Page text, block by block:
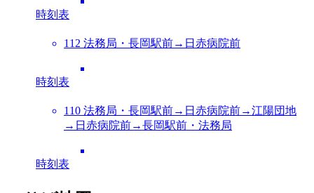
時刻表
112 法務局・長岡駅前→日赤病院前
時刻表
110 法務局・長岡駅前→日赤病院前→江陽団地
→日赤病院前→長岡駅前・法務局
時刻表